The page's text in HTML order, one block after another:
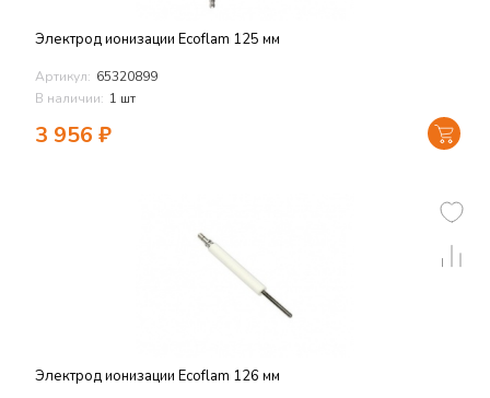
Электрод ионизации Ecoflam 125 мм
Артикул: 65320899
В наличии: 1 шт
3 956 ₽
Электрод ионизации Ecoflam 126 мм